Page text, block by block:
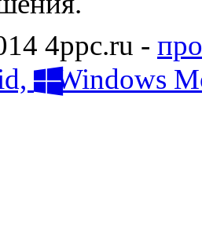
4ppc.ru -
Windows